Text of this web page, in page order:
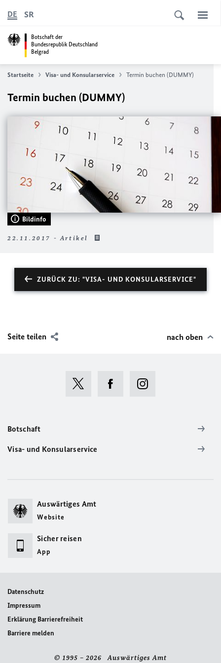
Botschaft der
Bundesrepublik Deutschland
Belgrad
DE SR
Startseite Visa- und Konsularservice Termin buchen (DUMMY)
Termin buchen (DUMMY)
Bildinfo
22.11.2017 - Artikel
ZURÜCK ZU: "VISA- UND KONSULARSERVICE"
Seite teilen nach oben
Botschaft
Visa- und Konsularservice
Auswärtiges Amt
Website
Sicher reisen
App
Datenschutz
Impressum
Erklärung Barrierefreiheit
Barriere melden
© 1995 – 2026 Auswärtiges Amt